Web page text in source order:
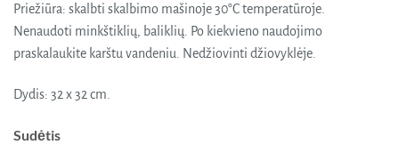
Priežiūra: skalbti skalbimo mašinoje 30°C temperatūroje.
Nenaudoti minkštiklių, baliklių. Po kiekvieno naudojimo
praskalaukite karštu vandeniu. Nedžiovinti džiovyklėje.
Dydis: 32 x 32 cm.
Sudėtis